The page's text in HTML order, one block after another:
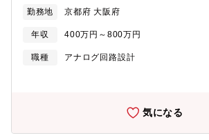
あり※構内全面禁煙（喫煙所無し）■この仕事
す。・様々な商品の技術検討を行うことで柔
れ、スキル向上に繋がります。■就業イメージ
OJTを実施します。既に就業しているメンバ
ただけます。●3ヶ月後以降一人一人がテーマ
責任とやりがいを感じて頂ける環境です。【
めること】・エンジニアになるための知識や
30名の入社実績もあり、長く働ける優秀な企
勤務地 京都府 大阪府
年収 400万円～800万円
職種
アナログ回路設計
気になる